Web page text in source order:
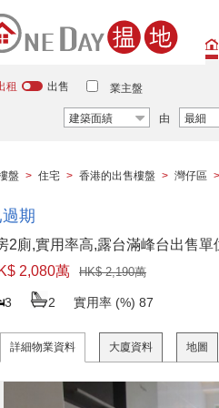
租 出售 業主盤
建築面績 由 最細
盤 > 住宅 > 香港的出售樓盤 > 灣仔區 >
期
2廁,實用率高,露台滿峰台出售單
2,080萬
HK$ 2,190萬
3 2 實用率 (%) 87
詳細物業資料 大廈資料 地圖